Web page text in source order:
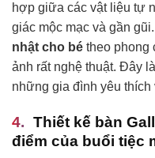
hợp giữa các vật liệu tự
giác mộc mạc và gần
nhật cho bé theo phong
ảnh rất nghệ thuật. Đây
những gia đình yêu
Thiết kế bàn
điểm của buổi tiệc